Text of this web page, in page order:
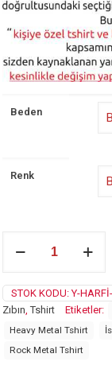
Beden
Renk
Harfi
STOK KODU:Y-
Zıbın,Tshirt Etiketler:
Heavy Metal Tshirt
Rock Metal Tshirt